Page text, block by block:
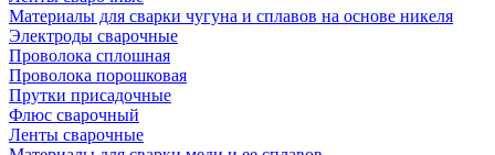
Материалы для сварки чугуна и сплавов на основе никеля
Электроды сварочные
Проволока сплошная
Проволока порошковая
Прутки присадочные
Флюс сварочный
Ленты сварочные